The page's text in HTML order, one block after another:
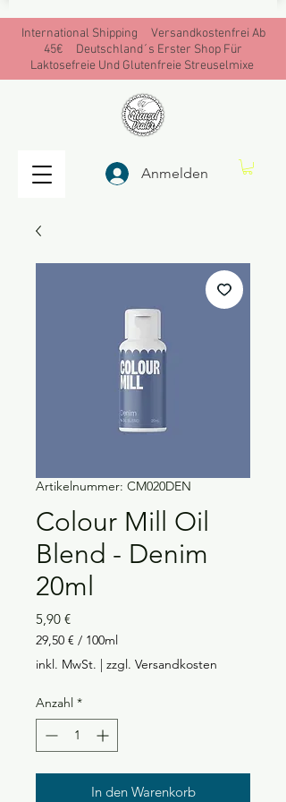
Anmelden
International Shipping Versandkostenfrei Ab
45€ Deutschland´s Erster Shop Für
Laktosefreie Und Glutenfreie Streuselmixe
Artikelnummer: CM020DEN
Colour Mill Oil
Blend - Denim
20ml
5,90 €Preis
29,50 € / 100ml
29,50 €
pro
Milliliter
inkl. MwSt. | zzgl. Versandkosten
Anzahl *
In den Warenkorb